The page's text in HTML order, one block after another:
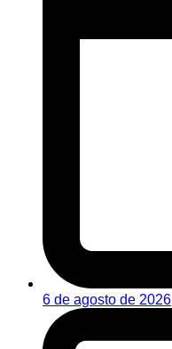
6 de agosto de 2026